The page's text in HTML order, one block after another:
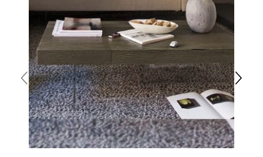
quotations when checking out. In case you do not find
any indication, the price is ex-works. You can arrange
the pick-up yourself or ask us for a specific quotation.